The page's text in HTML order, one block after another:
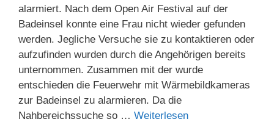
alarmiert. Nach dem Open Air Festival auf der
Badeinsel konnte eine Frau nicht wieder gefunden
werden. Jegliche Versuche sie zu kontaktieren oder
aufzufinden wurden durch die Angehörigen bereits
unternommen. Zusammen mit der wurde
entschieden die Feuerwehr mit Wärmebildkameras
zur Badeinsel zu alarmieren. Da die
Nahbereichssuche so … Weiterlesen